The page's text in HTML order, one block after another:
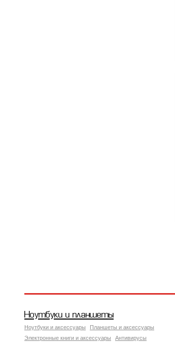
Ноутбуки и планшеты
Ноутбуки и аксессуары
Планшеты и аксессуары
Электронные книги и аксессуары
Антивирусы